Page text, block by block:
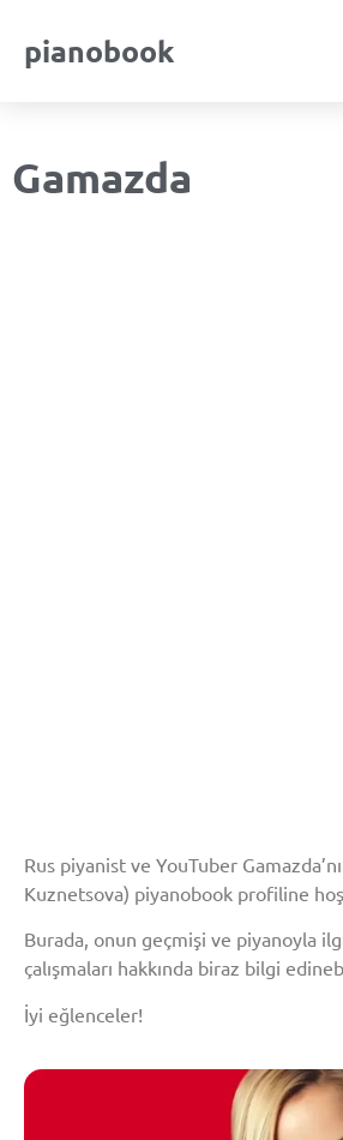
pianobook
Gamazda
Rus piyanist ve YouTuber
Kuznetsova) piyanobook profiline
Burada, onun geçmişi ve piyanoyla
çalışmaları hakkında biraz bilgi
İyi eğlenceler!